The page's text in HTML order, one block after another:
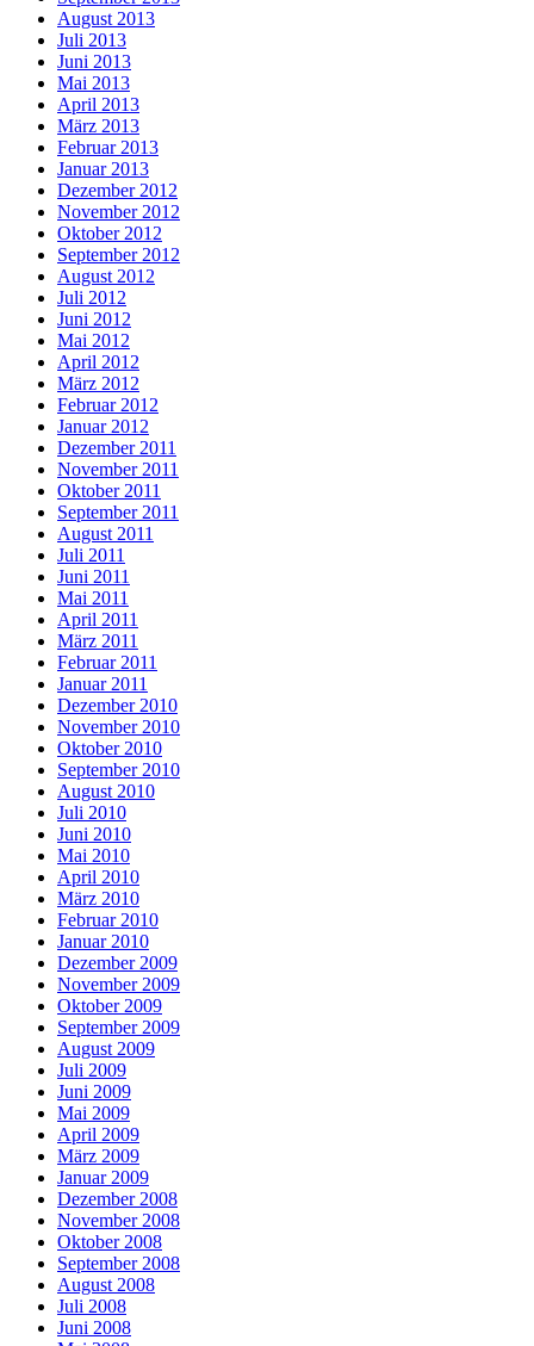
August 2013
Juli 2013
Juni 2013
Mai 2013
April 2013
März 2013
Februar 2013
Januar 2013
Dezember 2012
November 2012
Oktober 2012
September 2012
August 2012
Juli 2012
Juni 2012
Mai 2012
April 2012
März 2012
Februar 2012
Januar 2012
Dezember 2011
November 2011
Oktober 2011
September 2011
August 2011
Juli 2011
Juni 2011
Mai 2011
April 2011
März 2011
Februar 2011
Januar 2011
Dezember 2010
November 2010
Oktober 2010
September 2010
August 2010
Juli 2010
Juni 2010
Mai 2010
April 2010
März 2010
Februar 2010
Januar 2010
Dezember 2009
November 2009
Oktober 2009
September 2009
August 2009
Juli 2009
Juni 2009
Mai 2009
April 2009
März 2009
Januar 2009
Dezember 2008
November 2008
Oktober 2008
September 2008
August 2008
Juli 2008
Juni 2008